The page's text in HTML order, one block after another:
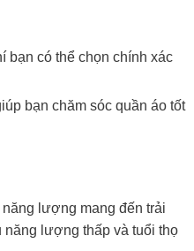
bạn có thể chọn chính xác
bạn chăm sóc quần áo tốt
lượng mang đến trải
lượng thấp và tuổi thọ